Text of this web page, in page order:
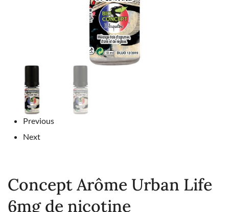
Previous
Next
Concept Arôme Urban Life
6mg de nicotine